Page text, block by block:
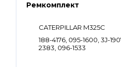
Ремкомплект
CATERPILLAR M325C
188-4176, 095-1600, 3J-
2383, 096-1533